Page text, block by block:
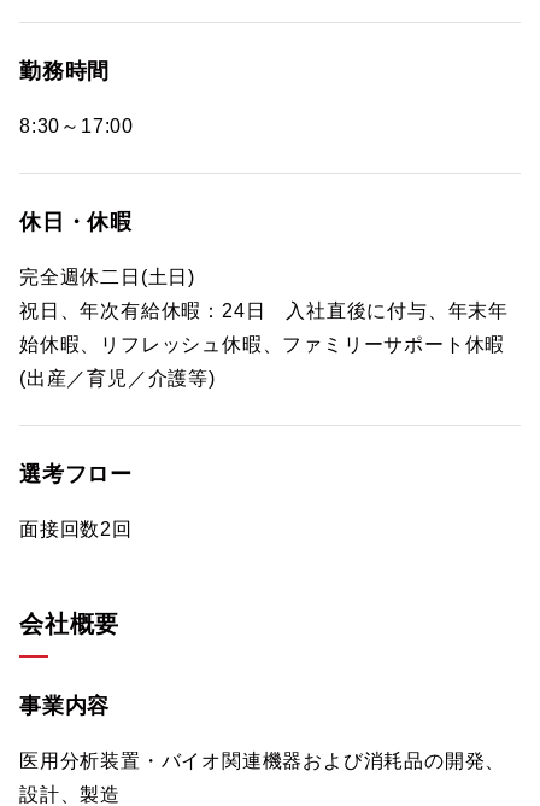
勤務時間
8:30～17:00
休日・休暇
完全週休二日(土日)
祝日、年次有給休暇：24日 入社直後に付与、年末年
始休暇、リフレッシュ休暇、ファミリーサポート休暇
(出産／育児／介護等)
選考フロー
面接回数2回
会社概要
事業内容
医用分析装置・バイオ関連機器および消耗品の開発、
設計、製造